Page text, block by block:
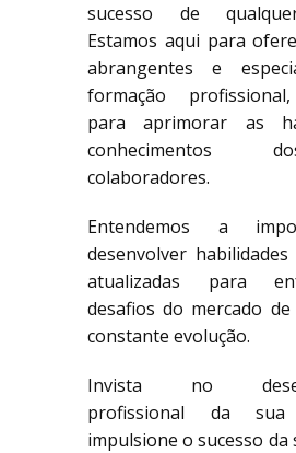
sucesso de
Estamos aqui para
abrangentes e
formação
para aprimorar as
conhecimentos
colaboradores.
Entendemos a
desenvolver
atualizadas para
desafios do mercado
constante evolução.
Invista no
profissional da
impulsione o sucesso da